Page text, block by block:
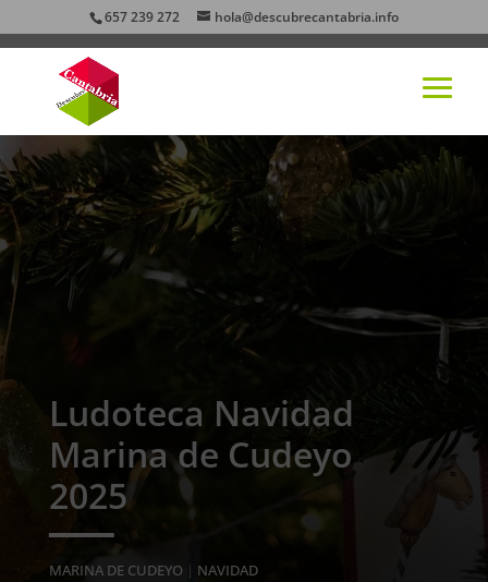
657 239 272 hola@descubrecantabria.info
Ludoteca Navidad
Marina de Cudeyo
2025
MARINA DE CUDEYO| NAVIDAD